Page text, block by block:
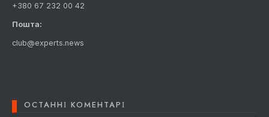
+380 67 232 00 42
Пошта:
club@experts.news
ОСТАННІ КОМЕНТАРІ